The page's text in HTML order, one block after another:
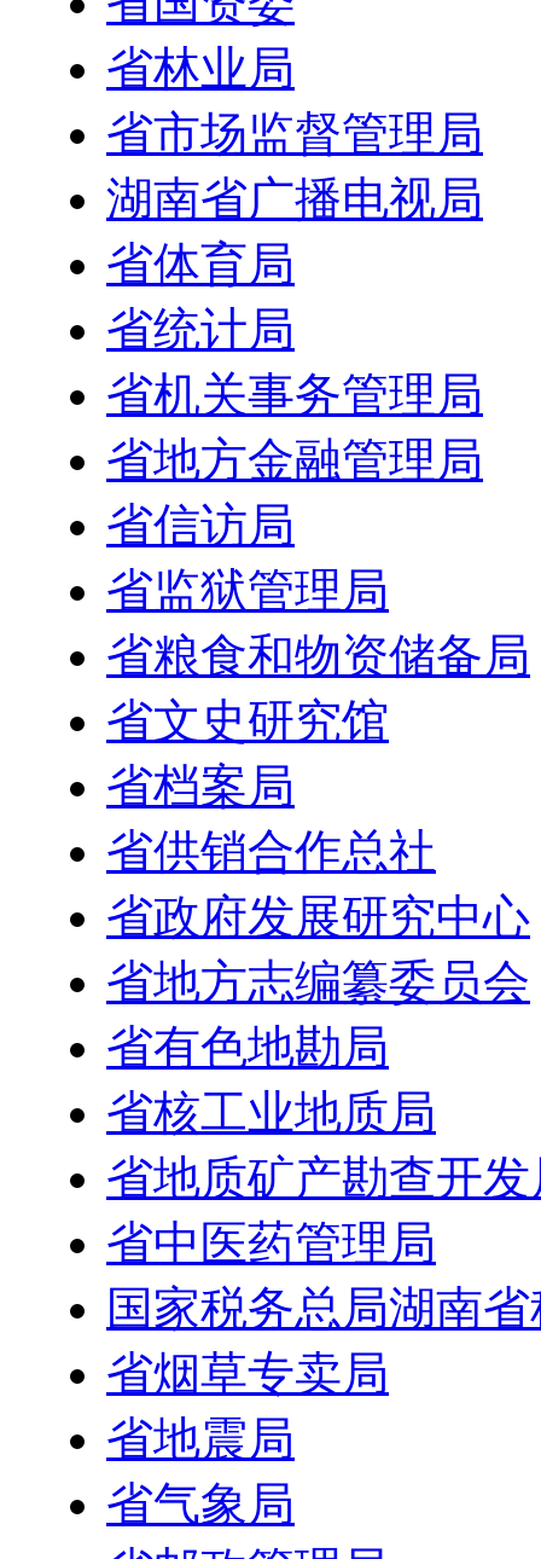
省林业局
省市场监督管理局
湖南省广播电视局
省体育局
省统计局
省机关事务管理局
省地方金融管理局
省信访局
省监狱管理局
省粮食和物资储备局
省文史研究馆
省档案局
省供销合作总社
省政府发展研究中心
省地方志编纂委员会
省有色地勘局
省核工业地质局
省地质矿产勘查开发
省中医药管理局
国家税务总局湖南
省烟草专卖局
省地震局
省气象局